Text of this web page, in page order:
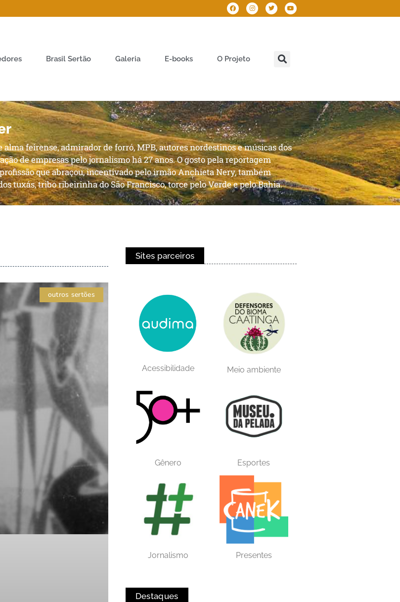
Brasil Sertão Galeria E-books O Projeto
feirense, admirador de forró, MPB, autores nordestinos e músicas dos
de empresas pelo jornalismo há 27 anos. O gosto pela reportagem
que abraçou, incentivado pelo irmão Anchieta Nery, também
tuxás, tribo ribeirinha do São Francisco, torce pelo Verde e pelo Bahia.
outros sertões
Sites parceiros
Acessibilidade Meio ambiente
Gênero Esportes
Jornalismo Presentes
Destaques